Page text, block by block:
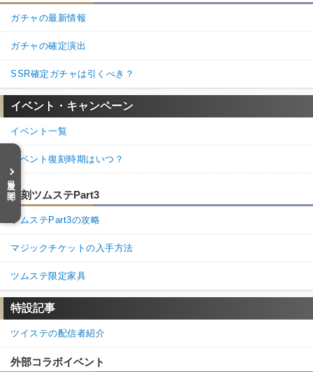
1. 名無しさん
バディは
カリムHup小
イデアAup小
マレウスHandAup小です
返信 (0)
目次を開く
ガチャの最新情報
ガチャの確定演出
SSR確定ガチャは引くべき？
イベント・キャンペーン
イベント一覧
イベント復刻時期はいつ？
復刻ツムステPart3
ツムステPart3の攻略
マジックチケットの入手方法
ツムステ限定家具
特設記事
ツイステの配信者紹介
外部コラボイベント